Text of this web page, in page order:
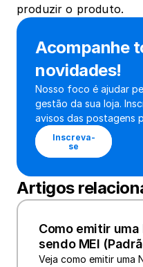
produzir o produto.
Acompanhe
novidades!
Nosso foco é ajudar
gestão da sua loja.
avisos das postagens
Inscreva-
se
Artigos
Como emitir
sendo MEI
Veja como emitir uma